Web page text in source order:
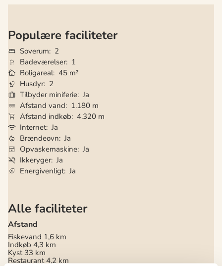
Populære faciliteter
Soverum
2
Badeværelser 1
Boligareal 45 m²
Husdyr 2
Tilbyder miniferie Ja
Afstand vand
1.180 m
Afstand indkøb 4.320 m
Internet Ja
Brændeovn Ja
Opvaskemaskine Ja
Ikkeryger Ja
Energivenligt Ja
Alle faciliteter
Afstand
Fiskevand 1,6 km
Indkøb 4,3 km
Kyst 33 km
Restaurant 4,2 km